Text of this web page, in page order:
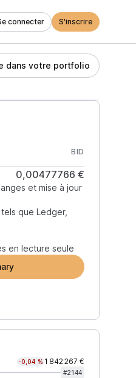
connecter S'inscrire
dans votre portfolio
BID
0,00477766 €
et mise à jour
que Ledger,
en lecture seule
-0,04 % 1 842 267 €
#2144